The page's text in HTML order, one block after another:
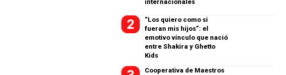
internacionales
“Los quiero como si
fueran mis hijos”: el
emotivo vínculo que nació
entre Shakira y Ghetto
Kids
Cooperativa de Maestros